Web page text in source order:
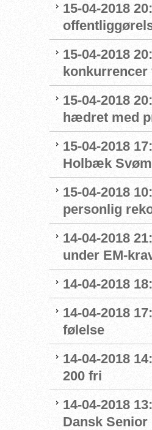
15-04-2018
15-04-2018
konkurrencer
15-04-2018
hædret med
15-04-2018
Holbæk
15-04-2018
personlig
14-04-2018
under EM-
14-04-2018
14-04-2018
følelse
14-04-2018
200 fri
14-04-2018
Dansk Senior